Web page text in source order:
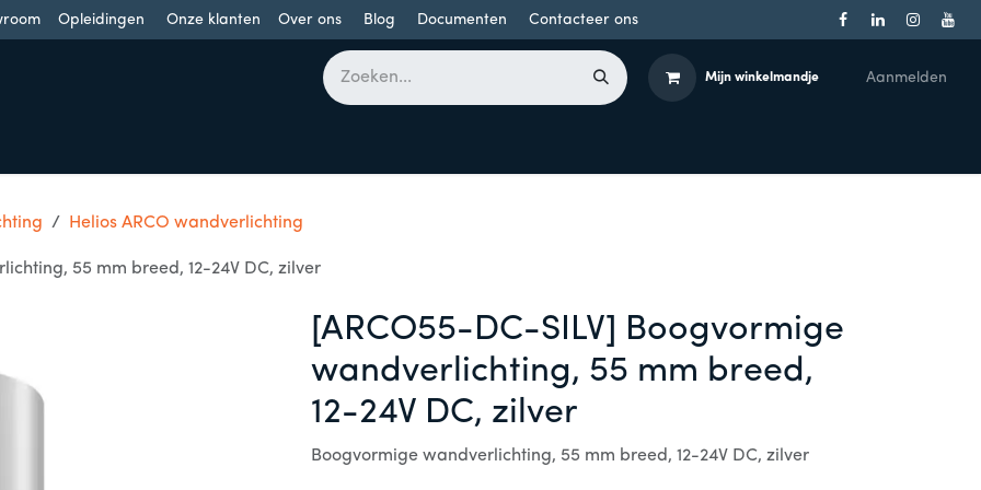
Opleidingen Onze klanten Over ons Blog Documenten Contacteer ons
Mijn winkelmandje Aanmelden
Helios ARCO wandverlichting
55 mm breed, 12-24V DC, zilver
[ARCO55-DC-SILV] Boogvormige
wandverlichting, 55 mm breed,
12-24V DC, zilver
Boogvormige wandverlichting, 55 mm breed, 12-24V DC, zilver